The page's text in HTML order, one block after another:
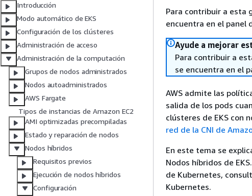
Introducción
Modo automático de EKS
Configuración de los clústeres
Administración de acceso
Administración de la computación
Grupos de nodos administrados
Nodos autoadministrados
AWS Fargate
Tipos de instancias de Amazon EC2
AMI optimizadas precompiladas
Estado y reparación de nodos
Nodos híbridos
Requisitos previos
Ejecución de nodos híbridos
Configuración
Para contribuir a esta
encuentra en el panel
Ayude a mejorar
Para contribuir a
se encuentra en el
AWS admite las
salida de los pods
clústeres de EKS con
red de la CNI de
En este tema se
Nodos híbridos de
de Kubernetes,
Kubernetes.